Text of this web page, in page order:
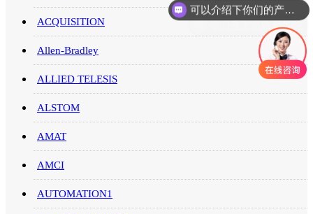
ACQUISITION
Allen-Bradley
ALLIED TELESIS
ALSTOM
AMAT
AMCI
AUTOMATION1
你们是怎么收费的呢